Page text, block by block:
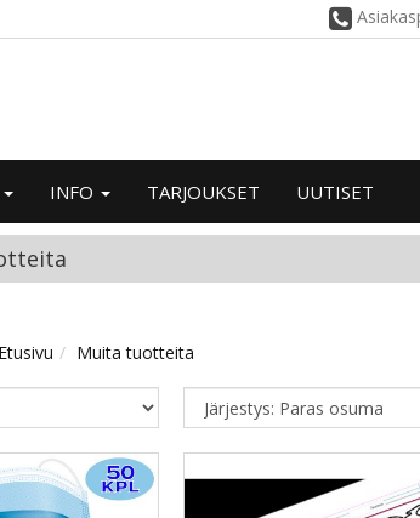
INFO TARJOUKSET UUTISET
Etusivu Muita tuotteita